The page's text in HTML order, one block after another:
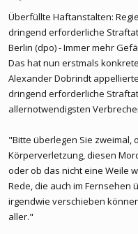
Überfüllte Haftanstalten:
dringend erforderliche
Berlin (dpo) - Immer mehr
Das hat nun erstmals
Alexander Dobrindt
dringend erforderliche
allernotwendigsten
"Bitte überlegen Sie zweimal,
Körperverletzung, diesen
oder ob das nicht eine Weile
Rede, die auch im Fernsehen
irgendwie verschieben
aller."